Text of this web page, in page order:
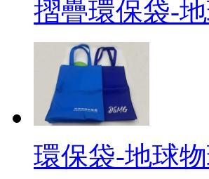
摺疊環保袋-
環保袋-地球